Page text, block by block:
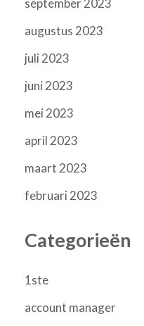
september 2023
augustus 2023
juli 2023
juni 2023
mei 2023
april 2023
maart 2023
februari 2023
Categorieën
1ste
account manager